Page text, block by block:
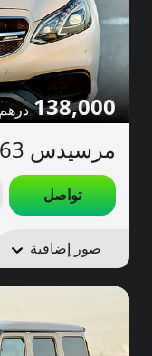
138,000
مرسيدس E63 للبيع
تواصل
صور إضافية